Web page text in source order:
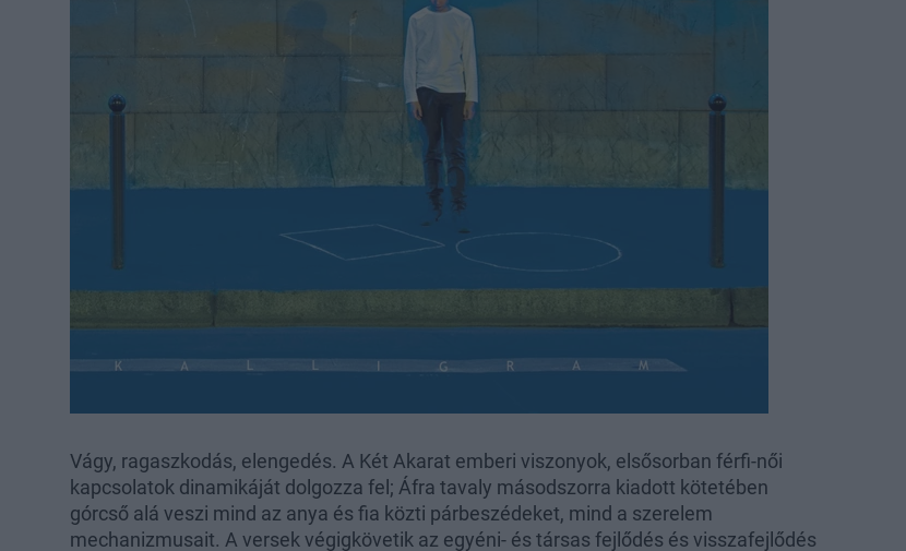
Vágy, ragaszkodás, elengedés. A Két Akarat emberi viszonyok, elsősorban férfi-női
kapcsolatok dinamikáját dolgozza fel; Áfra tavaly másodszorra kiadott kötetében
górcső alá veszi mind az anya és fia közti párbeszédeket, mind a szerelem
mechanizmusait. A versek végigkövetik az egyéni- és társas fejlődés és visszafejlődés